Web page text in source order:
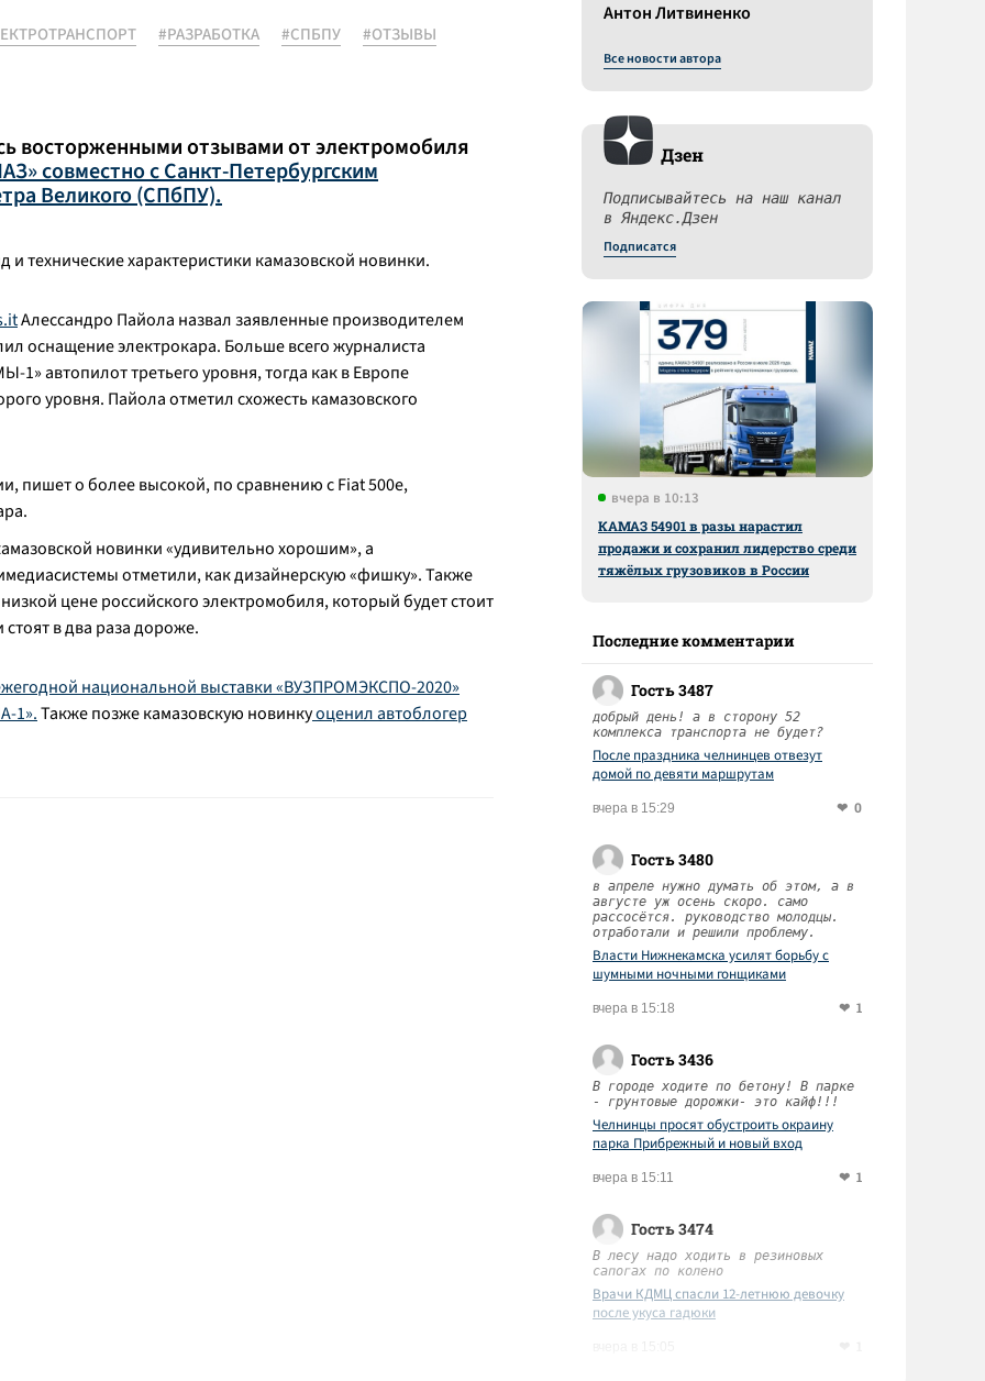
#РАЗРАБОТКА #СПБПУ
#ОТЗЫВЫ
восторженными отзывами от электромобиля
совместно с Санкт-Петербургским
Великого (СПбПУ).
технические характеристики камазовской новинки.
Алессандро Пайола назвал заявленные производителем
оснащение электрокара. Больше всего журналиста
автопилот третьего уровня, тогда как в Европе
уровня. Пайола отметил схожесть камазовского
пишет о более высокой, по сравнению с Fiat 500e,
новинки «удивительно хорошим», а
отметили, как дизайнерскую «фишку». Также
цене российского электромобиля, который будет стоит
в два раза дороже.
национальной выставки «ВУЗПРОМЭКСПО-2020»
1».Также позже камазовскую новинкуоценил автоблогер
Антон Литвиненко
Все новости автора
Дзен
Подписывайтесь на наш канал
в Яндекс.Дзен
Подписатся
вчера в 10:13
КАМАЗ 54901 в разы нарастил
продажи и сохранил лидерство среди
тяжёлых грузовиков в России
Последние комментарии
Гость 3487
добрый день! а в сторону 52
комплекса транспорта не будет?
После праздника челнинцев отвезут
домой по девяти маршрутам
вчера в 15:29 0
Гость 3480
в апреле нужно думать об этом, а в
августе уж осень скоро. само
рассосётся. руководство молодцы.
отработали и решили проблему.
Власти Нижнекамска усилят борьбу с
шумными ночными гонщиками
вчера в 15:18 1
Гость 3436
В городе ходите по бетону! В парке
- грунтовые дорожки- это кайф!!!
Челнинцы просят обустроить окраину
парка Прибрежный и новый вход
вчера в 15:11 1
Гость 3474
В лесу надо ходить в резиновых
сапогах по колено
Врачи КДМЦ спасли 12-летнюю девочку
после укуса гадюки